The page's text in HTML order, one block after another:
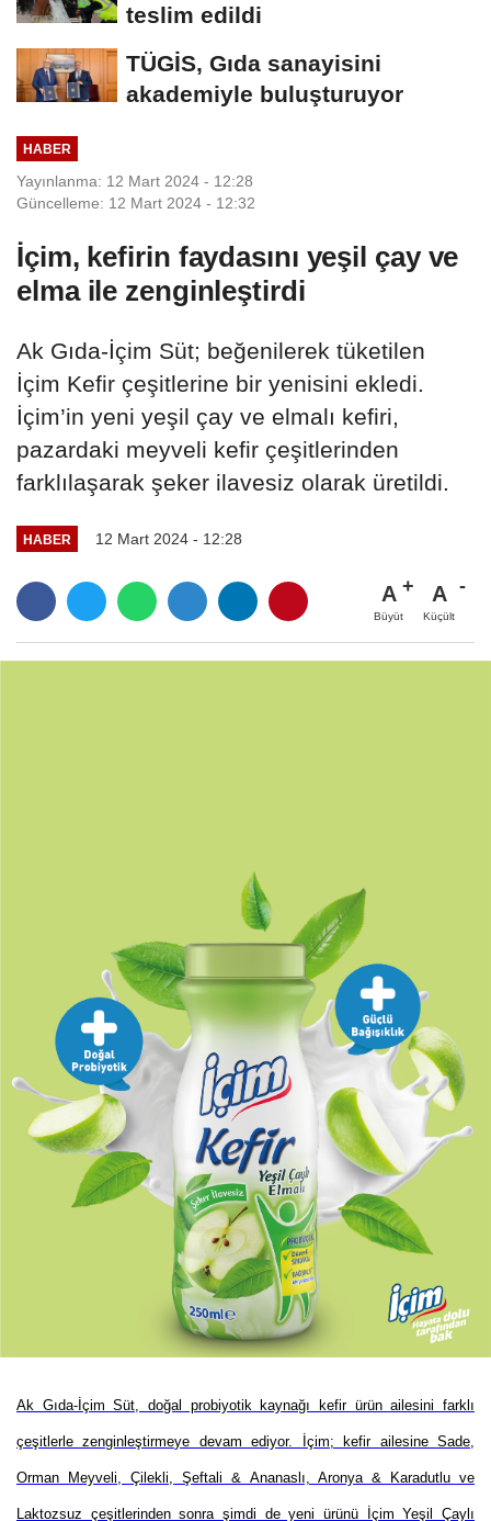
teslim edildi
TÜGİS, Gıda sanayisini
akademiyle buluşturuyor
HABER
Yayınlanma: 12 Mart 2024 - 12:28
Güncelleme: 12 Mart 2024 - 12:32
İçim, kefirin faydasını yeşil çay ve
elma ile zenginleştirdi
Ak Gıda-İçim Süt; beğenilerek tüketilen
İçim Kefir çeşitlerine bir yenisini ekledi.
İçim’in yeni yeşil çay ve elmalı kefiri,
pazardaki meyveli kefir çeşitlerinden
farklılaşarak şeker ilavesiz olarak üretildi.
HABER 12 Mart 2024 - 12:28
A
Büyüt
A
Küçült
Ak Gıda-İçim Süt, doğal probiyotik kaynağı kefir ürün ailesini farklı
çeşitlerle zenginleştirmeye devam ediyor. İçim; kefir ailesine Sade,
Orman Meyveli, Çilekli, Şeftali & Ananaslı, Aronya & Karadutlu ve
Laktozsuz çeşitlerinden sonra şimdi de yeni ürünü İçim Yeşil Çaylı